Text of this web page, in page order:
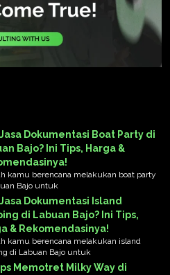
Dokumentasi Boat Party di
Bajo? Ini Tips, Harga &
kamu berencana melakukan boat party
Bajo untuk
Dokumentasi Island
di Labuan Bajo? Ini Tips,
& Rekomendasinya!
kamu berencana melakukan island
di Labuan Bajo untuk
Memotret Milky Way di